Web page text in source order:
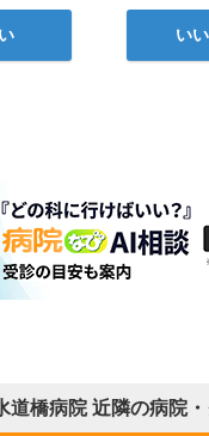
い
道橋病院近隣の病院・